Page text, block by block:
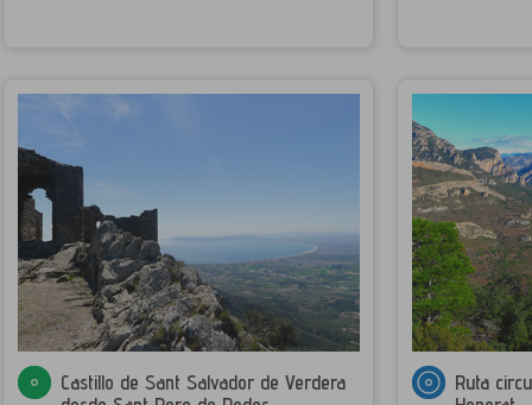
Castillo de Sant Salvador de Verdera
Ruta